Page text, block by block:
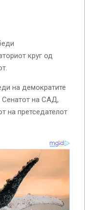
круг од
на демократите
Сенатот на САД,
на претседателот